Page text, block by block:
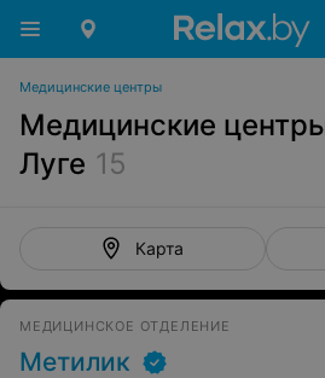
Медицинские центры
Медицинские
Луге 15
Карта
МЕДИЦИНСКОЕ ОТДЕЛЕНИЕ
Метилик